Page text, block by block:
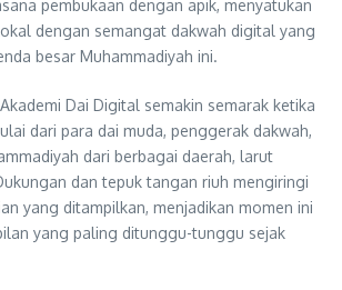
pembukaan dengan apik, menyatukan
dengan semangat dakwah digital yang
besar Muhammadiyah ini.
Dai Digital semakin semarak ketika
dari para dai muda, penggerak dakwah,
dari berbagai daerah, larut
dan tepuk tangan riuh mengiringi
yang ditampilkan, menjadikan momen ini
yang paling ditunggu-tunggu sejak